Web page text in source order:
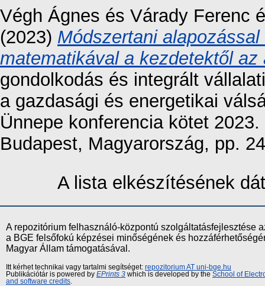
Végh Ágnes és Várady Ferenc
(2023) Módszertani
matematikával a kezdetektől az
gondolkodás és integrált
a gazdasági és energetikai
Ünnepe konferencia kötet
Budapest, Magyarország, pp.
A lista elkészítésének
A repozitórium felhasználó-központú szolgáltatásfejlesztése
a BGE felsőfokú képzései minőségének és
Magyar Állam támogatásával.
Itt kérhet technikai vagy tartalmi segítséget: repozitorium AT uni-bge.hu
Publikációtár is powered by EPrints 3 which is developed by the School of
and software credits